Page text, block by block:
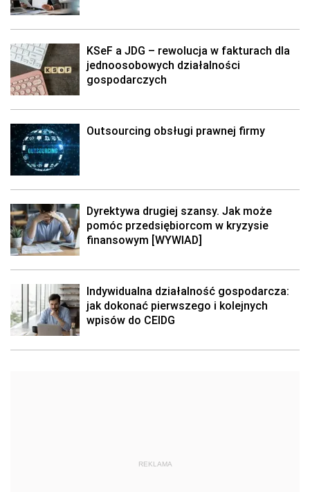
KSeF a JDG – rewolucja w fakturach dla
jednoosobowych działalności
gospodarczych
Outsourcing obsługi prawnej firmy
Dyrektywa drugiej szansy. Jak może
pomóc przedsiębiorcom w kryzysie
finansowym [WYWIAD]
Indywidualna działalność gospodarcza:
jak dokonać pierwszego i kolejnych
wpisów do CEIDG
REKLAMA